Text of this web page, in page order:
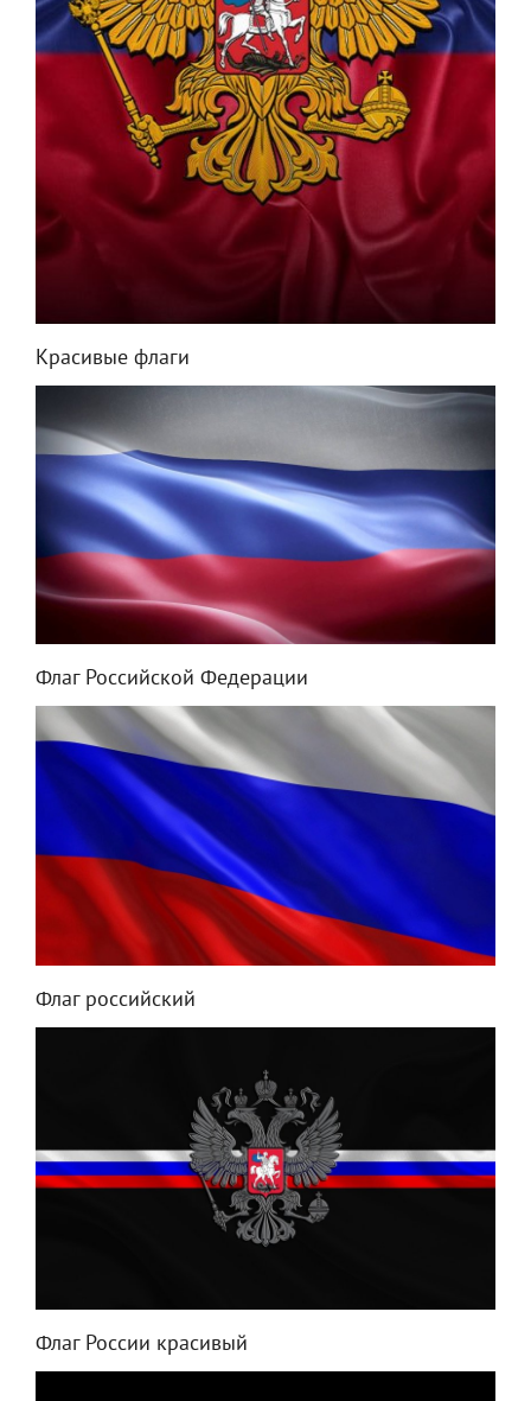
Красивые флаги
Флаг Российской Федерации
Флаг российский
Флаг России красивый